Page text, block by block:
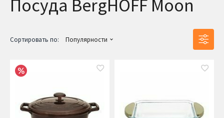
Посуда BergHOFF Moon
Сортировать по: Популярности